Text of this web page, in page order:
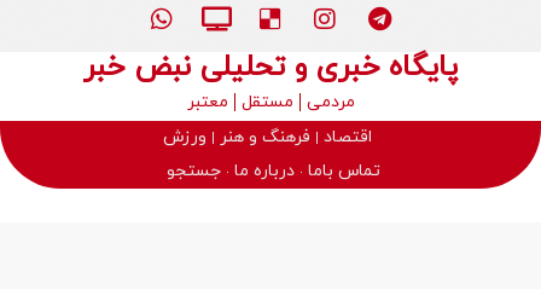
پایگاه خبری و تحلیلی نبض خبر
مردمی مستقل
معتبر
اقتصاد
فرهنگ و هنر
ورزش
تماس باما درباره ما جستجو